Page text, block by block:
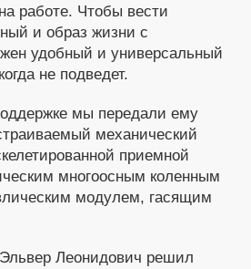
работе. Чтобы вести
и образ жизни с
удобный и универсальный
не подведет.
мы передали ему
механический
приемной
многоосным коленным
модулем, гасящим
Леонидович решил